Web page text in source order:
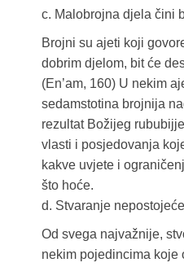
c. Malobrojna djela čini
Brojni su ajeti koji
dobrim djelom, bit će
(En’am, 160) U nekim
sedamstotina brojnija
rezultat Božijeg
vlasti i posjedovanja
kakve uvjete i
što hoće.
d. Stvaranje
Od svega najvažnije,
nekim pojedincima koje